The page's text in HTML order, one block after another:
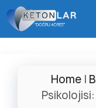
İçeriğe
atla
Home |
Psikolojisi: